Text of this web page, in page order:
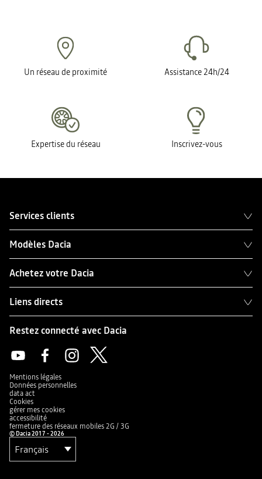
Un réseau de proximité Assistance 24h/24
Expertise du réseau Inscrivez-vous
Services clients
Modèles Dacia
Achetez votre Dacia
Liens directs
Restez connecté avec Dacia
Mentions légales
Données personnelles
data act
Cookies
gérer mes cookies
accessibilité
fermeture des réseaux mobiles 2G / 3G
© Dacia 2017 - 2026